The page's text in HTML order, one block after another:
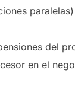
del
en el